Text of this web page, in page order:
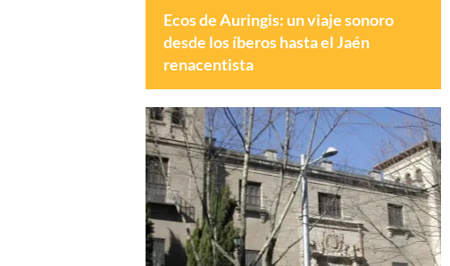
Ecos de Auringis: un viaje sonoro
desde los íberos hasta el Jaén
renacentista